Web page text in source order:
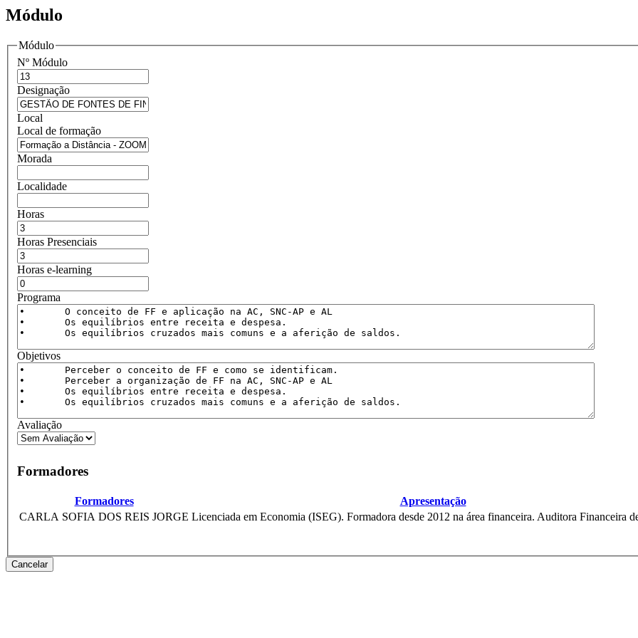
Módulo
Módulo
Nº Módulo
Designação
Local
Local de formação
Morada
Localidade
Horas
Horas Presenciais
Horas e-learning
Programa
Objetivos
Avaliação
Formadores
Formadores
Apresentação
CARLA SOFIA DOS REIS JORGE
Licenciada em Economia (ISEG). Formadora desde 2012 na área financeira. Auditora
Cancelar